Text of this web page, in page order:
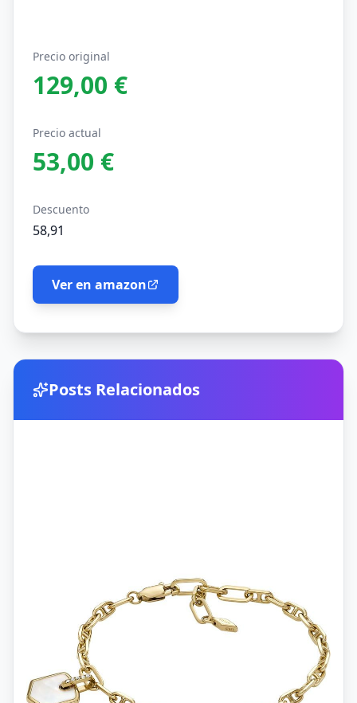
Precio original
129,00 €
Precio actual
53,00 €
Descuento
58,91
Ver en amazon
Posts Relacionados